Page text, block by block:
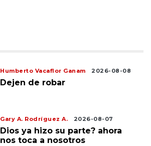
Humberto Vacaflor Ganam 2026-08-08
Dejen de robar
Gary A. Rodríguez A. 2026-08-07
Dios ya hizo su parte? ahora
nos toca a nosotros